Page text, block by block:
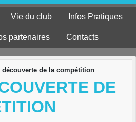
Vie du club Infos Pratiques
partenaires Contacts
découverte de la compétition
DE